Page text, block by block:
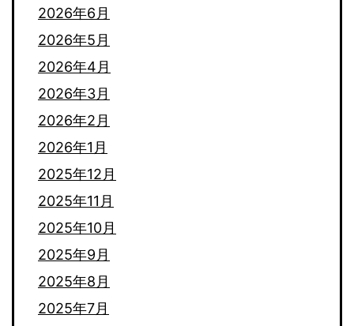
2026年6月
2026年5月
2026年4月
2026年3月
2026年2月
2026年1月
2025年12月
2025年11月
2025年10月
2025年9月
2025年8月
2025年7月